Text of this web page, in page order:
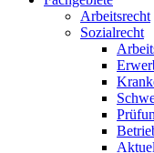
Arbeitsrecht
Sozialrecht